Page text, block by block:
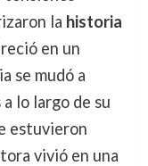
la historia
en un
se mudó a
lo largo de su
estuvieron
vivió en una